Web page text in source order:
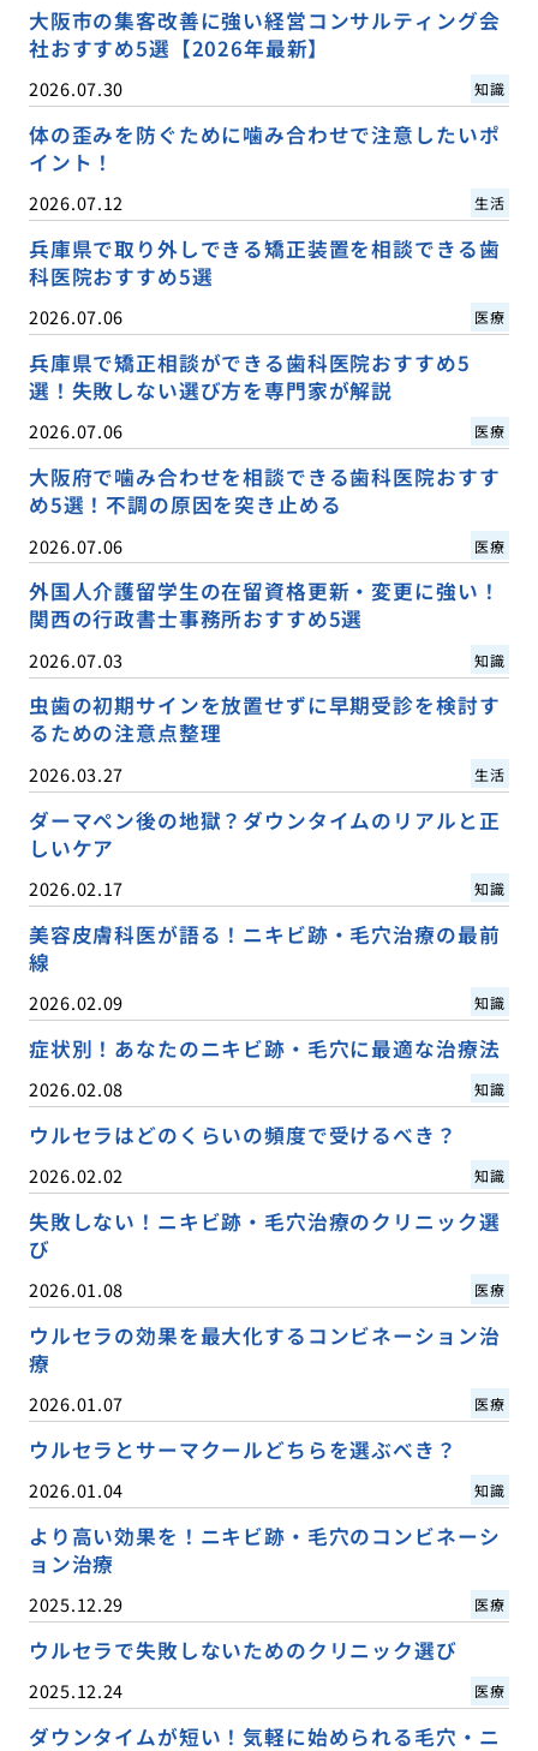
大阪市の集客改善に強い経営コンサルティング会
社おすすめ5選【2026年最新】
2026.07.30 知識
体の歪みを防ぐために噛み合わせで注意したいポ
イント！
2026.07.12 生活
兵庫県で取り外しできる矯正装置を相談できる歯
科医院おすすめ5選
2026.07.06 医療
兵庫県で矯正相談ができる歯科医院おすすめ5
選！失敗しない選び方を専門家が解説
2026.07.06 医療
大阪府で噛み合わせを相談できる歯科医院おすす
め5選！不調の原因を突き止める
2026.07.06 医療
外国人介護留学生の在留資格更新・変更に強い！
関西の行政書士事務所おすすめ5選
2026.07.03 知識
虫歯の初期サインを放置せずに早期受診を検討す
るための注意点整理
2026.03.27 生活
ダーマペン後の地獄？ダウンタイムのリアルと正
しいケア
2026.02.17 知識
美容皮膚科医が語る！ニキビ跡・毛穴治療の最前
線
2026.02.09 知識
症状別！あなたのニキビ跡・毛穴に最適な治療法
2026.02.08 知識
ウルセラはどのくらいの頻度で受けるべき？
2026.02.02 知識
失敗しない！ニキビ跡・毛穴治療のクリニック選
び
2026.01.08 医療
ウルセラの効果を最大化するコンビネーション治
療
2026.01.07 医療
ウルセラとサーマクールどちらを選ぶべき？
2026.01.04 知識
より高い効果を！ニキビ跡・毛穴のコンビネーシ
ョン治療
2025.12.29 医療
ウルセラで失敗しないためのクリニック選び
2025.12.24 医療
ダウンタイムが短い！気軽に始められる毛穴・ニ